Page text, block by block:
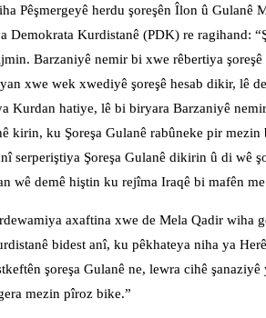
Pêşmergeyê herdu şoreşên Îlon û Gulanê
Demokrata Kurdistanê (PDK) re ragihand:
Barzaniyê nemir bi xwe rêbertiya
xwe wek xwediyê şoreşê hesab dikir, lê
Kurdan hatiye, lê bi biryara Barzaniyê
kirin, ku Şoreşa Gulanê rabûneke pir
serperiştiya Şoreşa Gulanê dikirin û di wê
wê demê hiştin ku rejîma Iraqê bi mafên
axaftina xwe de Mela Qadir wiha
bidest anî, ku pêkhateya niha ya
şoreşa Gulanê ne, lewra cihê
mezin pîroz bike.”